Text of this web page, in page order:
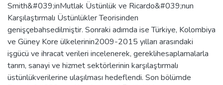
Smith&#039;inMutlak Üstünlük ve Ricardo&#039;nun
Karşılaştırmalı Üstünlükler Teorisinden
genişçebahsedilmiştir. Sonraki adımda ise Türkiye, Kolombiya
ve Güney Kore ülkelerinin2009-2015 yılları arasındaki
işgücü ve ihracat verileri incelenerek, gereklihesaplamalarla
tarım, sanayi ve hizmet sektörlerinin karşılaştırmalı
üstünlükverilerine ulaşılması hedeflendi. Son bölümde